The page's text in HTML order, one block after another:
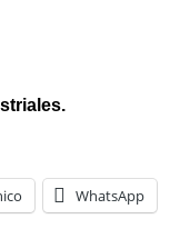
WhatsApp